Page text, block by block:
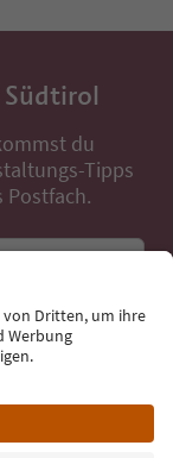
du
Tipps
Postfach.